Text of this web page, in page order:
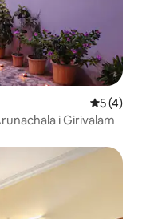
Średnia
5 (4)
i Girivalam